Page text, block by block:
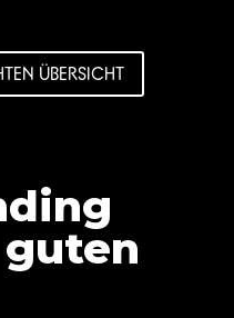
ÜBERSICHT